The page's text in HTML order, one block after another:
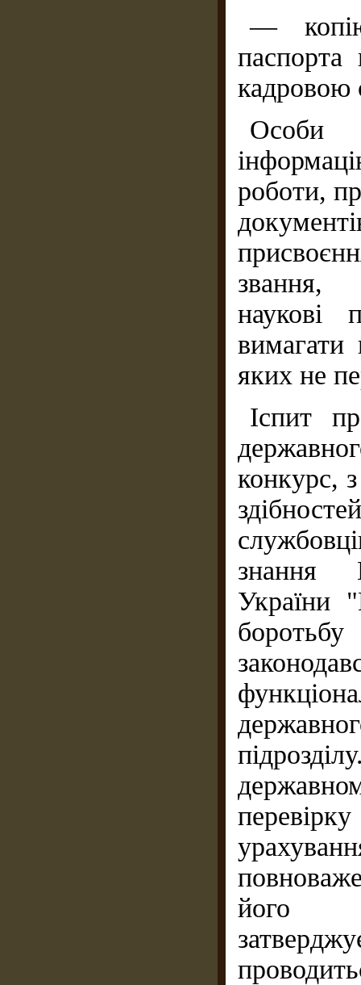
—
паспорта
Особи
роботи,
звання,
наукові
вимагати
яких не
Іспит
конкурс,
знання
України
його